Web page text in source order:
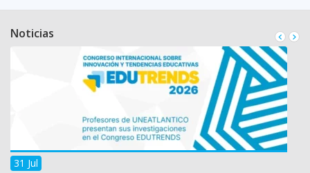
Noticias
31 Jul